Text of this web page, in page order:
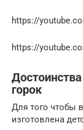
https://
https://
горок
Для того чтобы
изготовлена